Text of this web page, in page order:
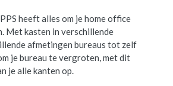
heeft alles om je home office
Met kasten in verschillende
afmetingen bureaus tot zelf
je bureau te vergroten, met dit
je alle kanten op.